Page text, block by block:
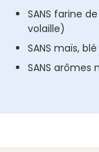
SANS farine
volaille)
SANS maïs,
SANS